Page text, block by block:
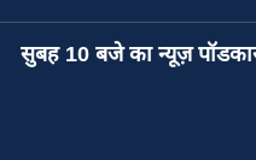
सुबह 10 बजे का न्यूज़